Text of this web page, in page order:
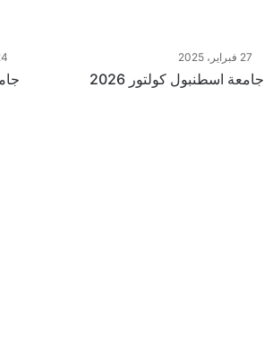
27 فبراير، 2025
جامعة اسطنبول كولتور 2026
24